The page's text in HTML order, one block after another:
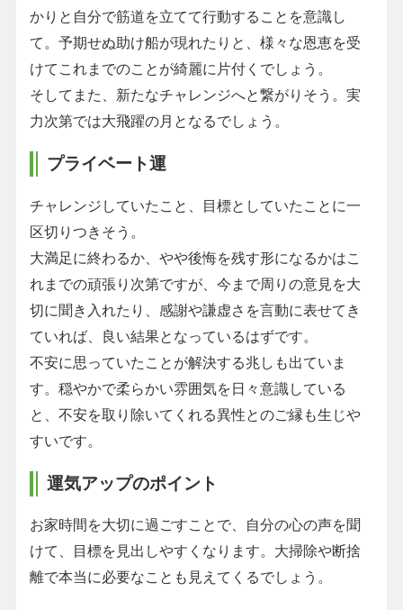
かりと自分で筋道を立てて行動することを意識し
て。予期せぬ助け船が現れたりと、様々な恩恵を受
けてこれまでのことが綺麗に片付くでしょう。
そしてまた、新たなチャレンジへと繋がりそう。実
力次第では大飛躍の月となるでしょう。
プライベート運
チャレンジしていたこと、目標としていたことに一
区切りつきそう。
大満足に終わるか、やや後悔を残す形になるかはこ
れまでの頑張り次第ですが、今まで周りの意見を大
切に聞き入れたり、感謝や謙虚さを言動に表せてき
ていれば、良い結果となっているはずです。
不安に思っていたことが解決する兆しも出ていま
す。穏やかで柔らかい雰囲気を日々意識している
と、不安を取り除いてくれる異性とのご縁も生じや
すいです。
運気アップのポイント
お家時間を大切に過ごすことで、自分の心の声を聞
けて、目標を見出しやすくなります。大掃除や断捨
離で本当に必要なことも見えてくるでしょう。